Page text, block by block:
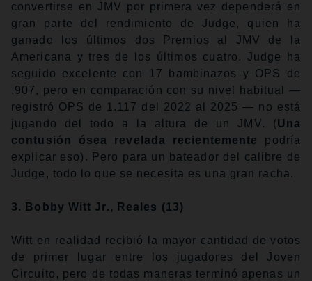
convertirse en JMV por primera vez dependerá en
gran parte del rendimiento de Judge, quien ha
ganado los últimos dos Premios al JMV de la
Americana y tres de los últimos cuatro. Judge ha
seguido excelente con 17 bambinazos y OPS de
.907, pero en comparación con su nivel habitual —
registró OPS de 1.117 del 2022 al 2025 — no está
jugando del todo a la altura de un JMV. (Una
contusión ósea revelada recientemente
podría
explicar eso). Pero para un bateador del calibre de
Judge, todo lo que se necesita es una gran racha.
3. Bobby Witt Jr., Reales (13)
Witt en realidad recibió la mayor cantidad de votos
de primer lugar entre los jugadores del Joven
Circuito, pero de todas maneras terminó apenas un